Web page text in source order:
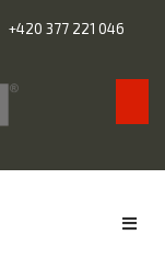
+420 377 221 046